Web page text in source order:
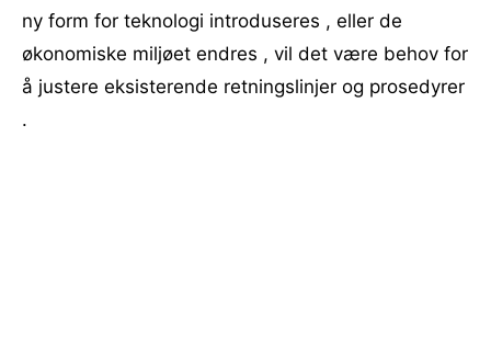
ny form for teknologi introduseres , eller de
økonomiske miljøet endres , vil det være behov for
å justere eksisterende retningslinjer og prosedyrer
.